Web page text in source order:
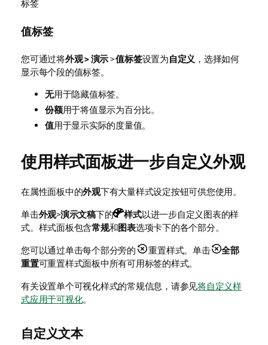
标签
值标签
您可通过将外观 > 演示>值标签设置为自定义 ，选择如何
显示每个段的值标签。
无用于隐藏值标签。
份额用于将值显示为百分比。
值用于显示实际的度量值。
使用样式面板进一步自定义外观
在属性面板中的外观下有大量样式设定按钮可供您使用。
单击外观>演示文稿下的 样式以进一步自定义图表的样
式。样式面板包含常规和图表选项卡下的各个部分。
您可以通过单击每个部分旁的
重置样式。单击
全部
重置可重置样式面板中所有可用标签的样式。
有关设置单个可视化样式的常规信息，请参见将自定义样
式应用于可视化。
自定义文本